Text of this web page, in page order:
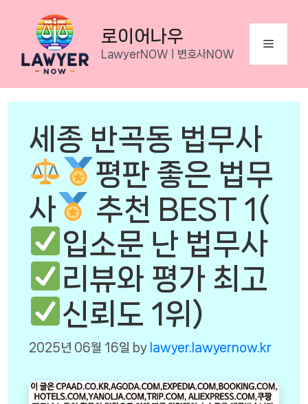
content
로이어나우
LawyerNOWㅣ변호사NOW
Menu
세종 반곡동 법무사
평판 좋은 법무
사
추천 BEST 1(
입소문 난 법무사
리뷰와 평가 최고
신뢰도 1위)
2025년 06월 16일 by lawyer.lawyernow.kr